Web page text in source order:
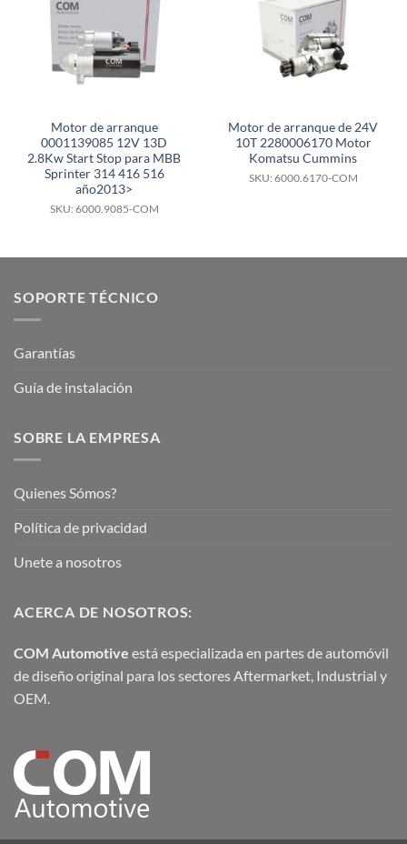
Motor de arranque
0001139085 12V 13D
2.8Kw Start Stop para MBB
Sprinter 314 416 516
año2013>
SKU: 6000.9085-COM
Motor de arranque de 24V
10T 2280006170 Motor
Komatsu Cummins
SKU: 6000.6170-COM
SOPORTE TÉCNICO
Garantías
Guía de instalación
SOBRE LA EMPRESA
Quienes Sómos?
Política de privacidad
Unete a nosotros
ACERCA DE NOSOTROS:
COM Automotive está especializada en partes de automóvil
de diseño original para los sectores Aftermarket, Industrial y
OEM.